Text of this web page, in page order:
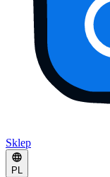
Sklep
PL